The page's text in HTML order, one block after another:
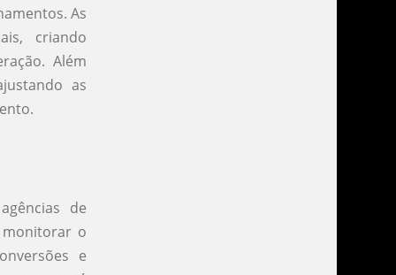
As
criando
Além
as
de
monitorar o
e